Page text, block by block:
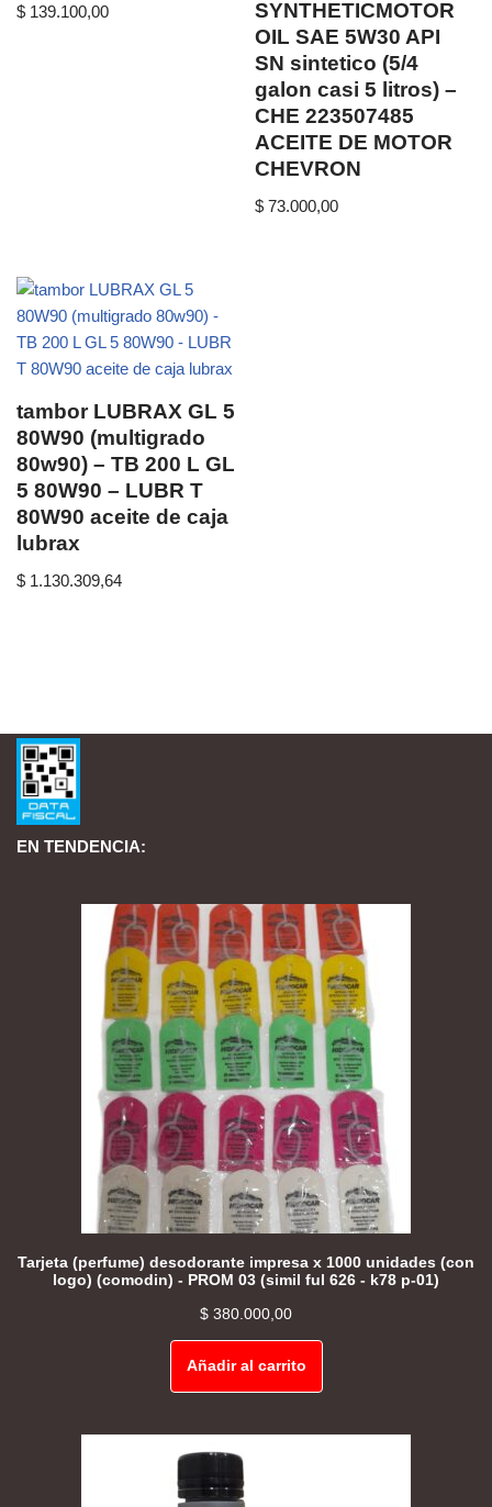
$ 139.100,00
SYNTHETICMOTOR
OIL SAE 5W30 API
SN sintetico (5/4
galon casi 5 litros) –
CHE 223507485
ACEITE DE MOTOR
CHEVRON
$ 73.000,00
tambor LUBRAX GL 5
80W90 (multigrado
80w90) – TB 200 L GL
5 80W90 – LUBR T
80W90 aceite de caja
lubrax
$ 1.130.309,64
EN TENDENCIA:
Tarjeta (perfume) desodorante impresa x 1000 unidades (con
logo) (comodin) - PROM 03 (simil ful 626 - k78 p-01)
$ 380.000,00
Añadir al carrito